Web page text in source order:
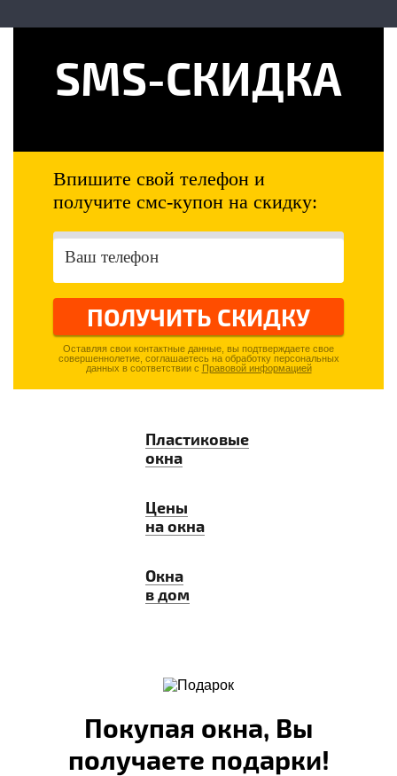
SMS-СКИДКА
Впишите свой телефон и
получите смс-купон на скидку:
ПОЛУЧИТЬ СКИДКУ
Оставляя свои контактные данные, вы подтверждаете свое
совершеннолетие, соглашаетесь на обработку персональных
данных в соответствии с Правовой информацией
Пластиковые
окна
Цены
на окна
Окна
в дом
Покупая окна, Вы
получаете подарки!